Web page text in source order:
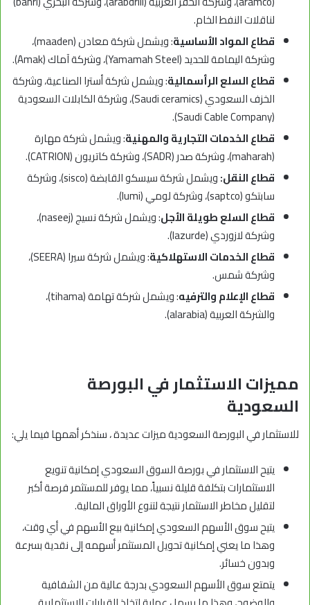
لناقلات النفط الخام.
قطاع المواد الأساسية
: ويشمل شركة معادن (maaden)،
وشركة اليمامة للحديد (Yamamah Steel)، وشركة آماك (Amak).
قطاع السلع الرأسمالية: ويشمل شركة أسترا الصناعية، وشركة
الخزف السعودي (Saudi ceramics)، وشركة الكابلات السعودية
(Saudi Cable Company).
قطاع الخدمات التجارية والمهنية: ويشمل شركة مهارة
(maharah)، وشركة صدر (SADR)، وشركة كاتريون (CATRION).
قطاع النقل:
ويشمل شركة سيسكو القابضة (sisco)، وشركة
سابتكو (saptco)، وشركة لومي (lumi).
قطاع السلع طويلة الأجل
: ويشمل شركة نسيج (naseej)،
وشركة لازوردي (lazurde).
قطاع الخدمات الاستهلاكية
: ويشمل شركة سيرا (SEERA)،
وشركة شمس.
قطاع الإعلام والترفيه
: ويشمل شركة تهامة (tihama)،
والشركة العربية (alarabia).
مميزات الاستثمار في البورصة
السعودية
للاستثمار في البورصة السعودية ميزات عديدة ، سنذكر أهمها فيما يلي:
يتيح الاستثمار في بورصة السوق السعودي إمكانية تنويع
الاستثمارات بتكلفة قليلة نسبياً، مما يوفر للمستثمر فرصة أكبر
لتقليل مخاطر الاستثمار نتيجة لتنوع الأوراق المالية.
يتيح سوق الأسهم السعودي إمكانية بيع الأسهم في أي وقت،
وهذا ما يعني إمكانية تحويل المستثمر أسهمه إلى نقدية بسرعة
وبدون خسائر.
يتمتع سوق الأسهم السعودي بدرجة عالية من الشفافية